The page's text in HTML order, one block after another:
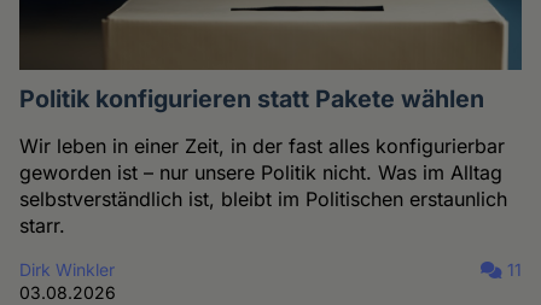
Politik konfigurieren statt Pakete wählen
Wir leben in einer Zeit, in der fast alles konfigurierbar
geworden ist – nur unsere Politik nicht. Was im Alltag
selbstverständlich ist, bleibt im Politischen erstaunlich
starr.
Dirk Winkler
03.08.2026
11